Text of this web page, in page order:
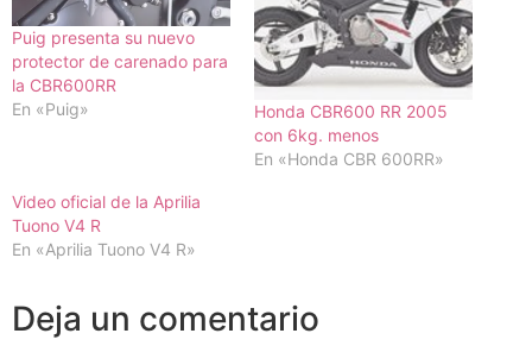
Puig presenta su nuevo
protector de carenado para
la CBR600RR
En «Puig»
Honda CBR600 RR 2005
con 6kg. menos
En «Honda CBR 600RR»
Video oficial de la Aprilia
Tuono V4 R
En «Aprilia Tuono V4 R»
Deja un comentario